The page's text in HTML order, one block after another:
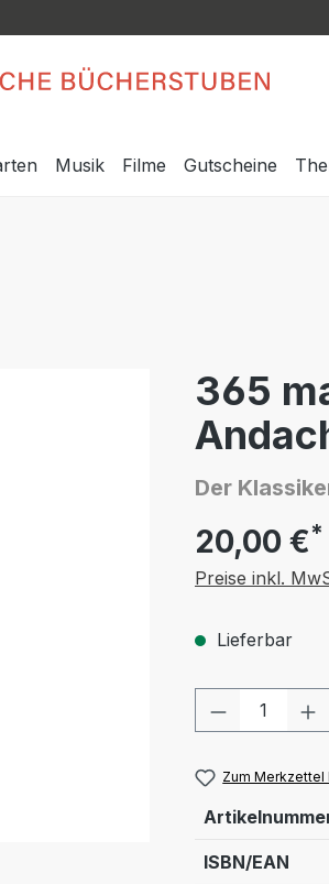
Musik Filme Gutscheine
365
Der
20,00 €*
Preise inkl.
Lieferbar
Produkt
Zum Merkzettel
ISBN/EAN